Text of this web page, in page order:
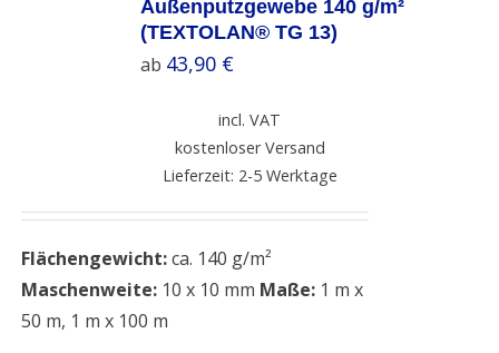
Außenputzgewebe 140 g/m²
(TEXTOLAN® TG 13)
ab 43,90 €
incl. VAT
kostenloser Versand
Lieferzeit: 2-5 Werktage
Flächengewicht:ca. 140 g/m²
Maschenweite:10 x 10 mm Maße:1 m x
50 m, 1 m x 100 m